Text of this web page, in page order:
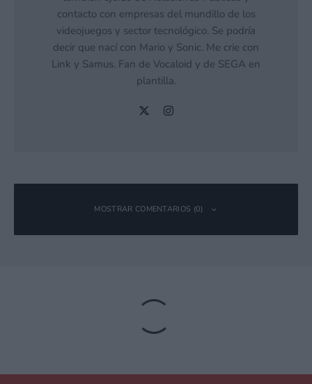
contacto con empresas del mundillo de los
videojuegos y sector tecnológico. Se podría
decir que nací con Mario y Sonic. Me crie con
Link y Samus. Fan de Vocaloid y de SEGA en
plantilla.
MOSTRAR COMENTARIOS (0)
Tu dirección de correo electrónico no será publicada.